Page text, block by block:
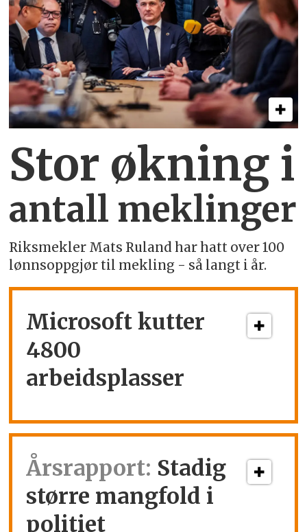
Stor økning i
antall meklinger
Riksmekler Mats Ruland har hatt over 100
lønnsoppgjør til mekling - så langt i år.
Microsoft kutter
4800
arbeidsplasser
Årsrapport: Stadig
større mangfold i
politiet